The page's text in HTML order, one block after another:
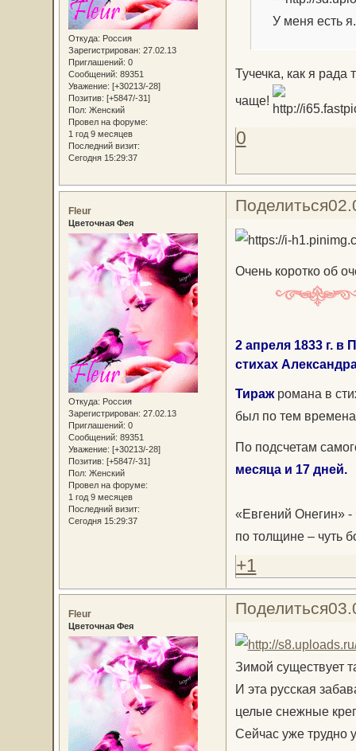
Откуда: Россия
Зарегистрирован: 27.02.13
Приглашений: 0
Сообщений: 89351
Уважение: [+30213/-28]
Позитив: [+5847/-31]
Пол: Женский
Провел на форуме:
1 год 9 месяцев
Последний визит:
Сегодня 15:29:37
У меня есть
Тучечка, как я рада
чаще!
0
Поделиться
Fleur
Цветочная Фея
Откуда: Россия
Зарегистрирован: 27.02.13
Приглашений: 0
Сообщений: 89351
Уважение: [+30213/-28]
Позитив: [+5847/-31]
Пол: Женский
Провел на форуме:
1 год 9 месяцев
Последний визит:
Сегодня 15:29:37
Очень коротко об
2 апреля 1833 г. в
стихах
Тиражромана в
был по тем
По подсчетам
месяца и 17 дней.
«Евгений Онегин» -
по толщине – чуть
+1
Поделиться
Fleur
Цветочная Фея
Зимой существует
И эта русская
целые снежные
Сейчас уже трудно